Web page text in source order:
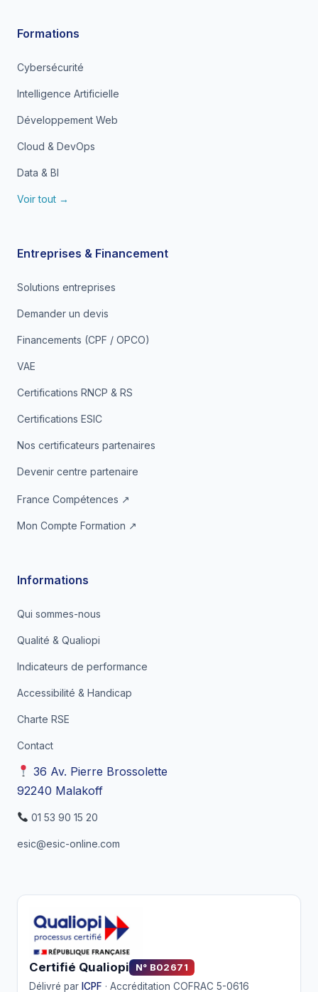
Formations
Cybersécurité
Intelligence Artificielle
Développement Web
Cloud & DevOps
Data & BI
Voir tout →
Entreprises & Financement
Solutions entreprises
Demander un devis
Financements (CPF / OPCO)
VAE
Certifications RNCP & RS
Certifications ESIC
Nos certificateurs partenaires
Devenir centre partenaire
France Compétences ↗
Mon Compte Formation ↗
Informations
Qui sommes-nous
Qualité & Qualiopi
Indicateurs de performance
Accessibilité & Handicap
Charte RSE
Contact
36 Av. Pierre Brossolette
92240 Malakoff
01 53 90 15 20
esic@esic-online.com
Certifié Qualiopi
N° B02671
Délivré par ICPF · Accréditation COFRAC 5-0616